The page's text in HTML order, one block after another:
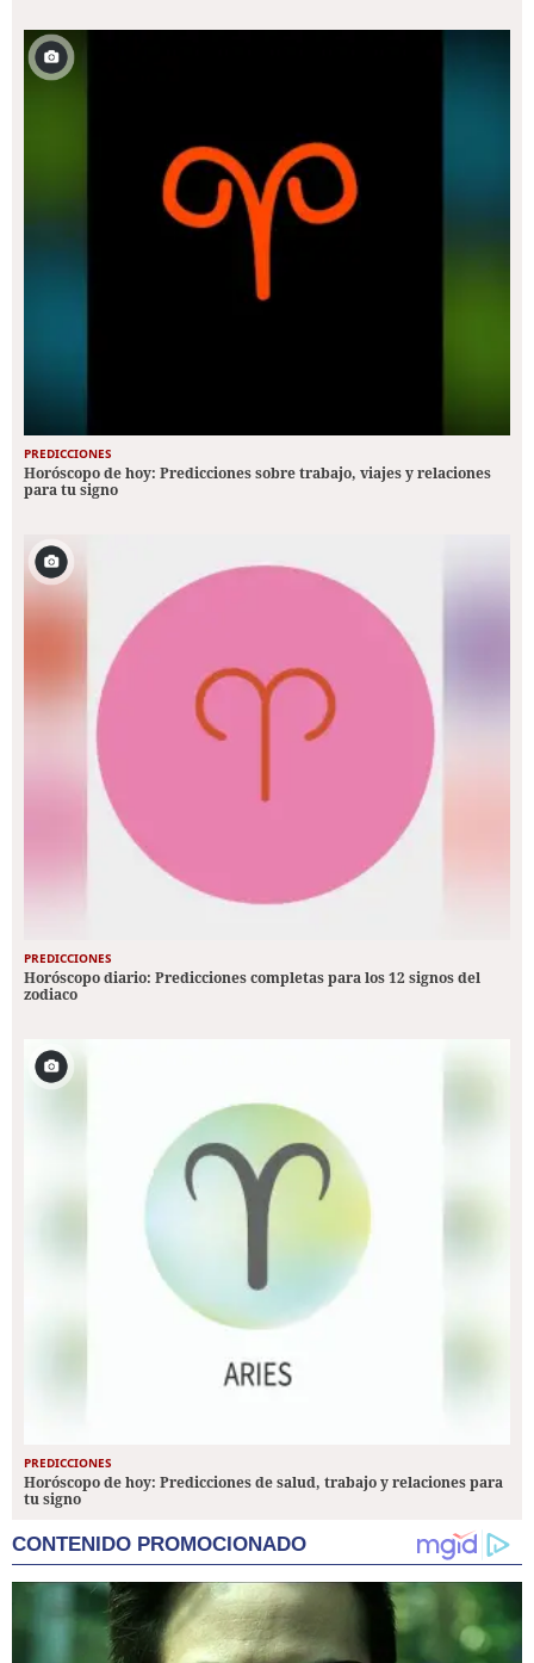
PREDICCIONES
Horóscopo de hoy: Predicciones sobre trabajo, viajes y relaciones
para tu signo
PREDICCIONES
Horóscopo diario: Predicciones completas para los 12 signos del
zodiaco
PREDICCIONES
Horóscopo de hoy: Predicciones de salud, trabajo y relaciones para
tu signo
CONTENIDO PROMOCIONADO